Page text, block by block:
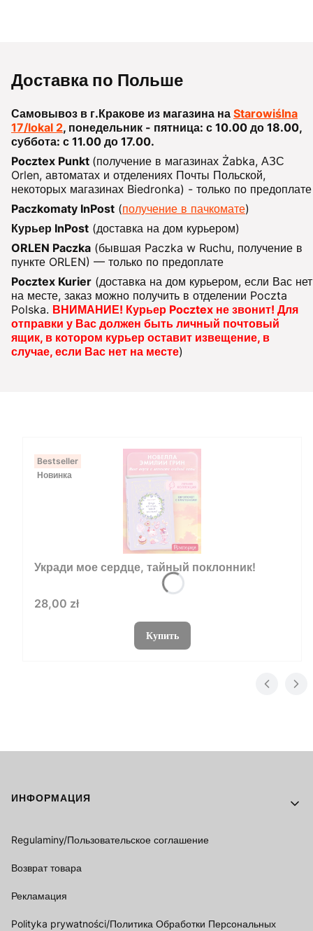
Доставка по Польше
Самовывоз в г.Кракове из магазина на Starowiślna
17/lokal 2, понедельник - пятница: с 10.00 до 18.00,
суббота: с 11.00 до 17.00.
Pocztex Punkt (получение в магазинах Żabka, АЗС
Orlen, автоматах и отделениях Почты Польской,
некоторых магазинах Biedronka) - только по предоплате
Paczkomaty InPost (получение в пачкомате)
Курьер InPost (доставка на дом курьером)
ORLEN Paczka (бывшая Paczka w Ruchu, получение в
пункте ORLEN) — только по предоплате
Pocztex Kurier (доставка на дом курьером, если Вас нет
на месте, заказ можно получить в отделении Poczta
Polska. ВНИМАНИЕ! Курьер Pocztex не звонит! Для
отправки у Вас должен быть личный почтовый
ящик, в котором курьер оставит извещение, в
случае, если Вас нет на месте)
Bestseller
Новинка
Укради мое сердце, тайный поклонник!
Цена
28,00 zł
Купить
Footer menu
ИНФОРМАЦИЯ
Regulaminy/Пользовательское соглашение
Возврат товара
Рекламация
Polityka prywatności/Политика Обработки Персональных